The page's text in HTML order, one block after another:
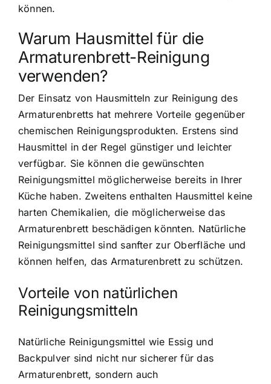
können.
Warum Hausmittel für die
Armaturenbrett-Reinigung
verwenden?
Der Einsatz von Hausmitteln zur Reinigung des
Armaturenbretts hat mehrere Vorteile gegenüber
chemischen Reinigungsprodukten. Erstens sind
Hausmittel in der Regel günstiger und leichter
verfügbar. Sie können die gewünschten
Reinigungsmittel möglicherweise bereits in Ihrer
Küche haben. Zweitens enthalten Hausmittel keine
harten Chemikalien, die möglicherweise das
Armaturenbrett beschädigen könnten. Natürliche
Reinigungsmittel sind sanfter zur Oberfläche und
können helfen, das Armaturenbrett zu schützen.
Vorteile von natürlichen
Reinigungsmitteln
Natürliche Reinigungsmittel wie Essig und
Backpulver sind nicht nur sicherer für das
Armaturenbrett, sondern auch